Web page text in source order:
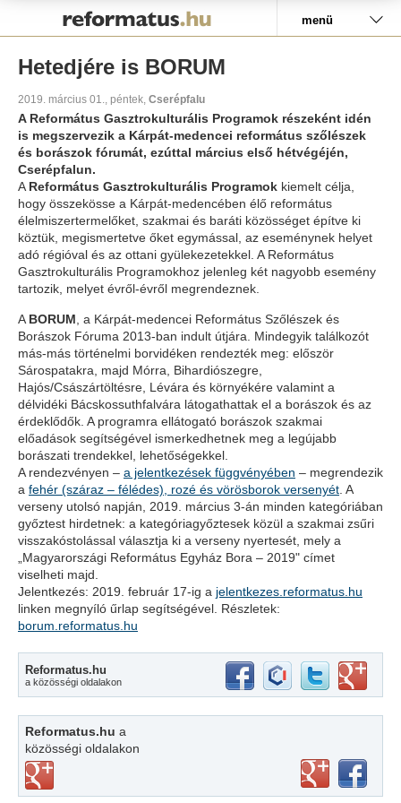
menü
Hetedjére is BORUM
2019. március 01., péntek, Cserépfalu
A Református Gasztrokulturális Programok részeként idén
is megszervezik a Kárpát-medencei református szőlészek
és borászok fórumát, ezúttal március első hétvégéjén,
Cserépfalun.
A Református Gasztrokulturális Programok kiemelt célja,
hogy összekösse a Kárpát-medencében élő református
élelmiszertermelőket, szakmai és baráti közösséget építve ki
köztük, megismertetve őket egymással, az eseménynek helyet
adó régióval és az ottani gyülekezetekkel. A Református
Gasztrokulturális Programokhoz jelenleg két nagyobb esemény
tartozik, melyet évről-évről megrendeznek.
A BORUM , a Kárpát-medencei Református Szőlészek és
Borászok Fóruma 2013-ban indult útjára. Mindegyik találkozót
más-más történelmi borvidéken rendezték meg: először
Sárospatakra, majd Mórra, Bihardiószegre,
Hajós/Császártöltésre, Lévára és környékére valamint a
délvidéki Bácskossuthfalvára látogathattak el a borászok és az
érdeklődők. A programra ellátogató borászok szakmai
előadások segítségével ismerkedhetnek meg a legújabb
borászati trendekkel, lehetőségekkel.
A rendezvényen – a jelentkezések függvényében – megrendezik
a fehér (száraz – félédes), rozé és vörösborok versenyét . A
verseny utolsó napján, 2019. március 3-án minden kategóriában
győztest hirdetnek: a kategóriagyőztesek közül a szakmai zsűri
visszakóstolással választja ki a verseny nyertesét, mely a
„Magyarországi Református Egyház Bora – 2019" címet
viselheti majd.
Jelentkezés: 2019. február 17-ig a jelentkezes.reformatus.hu
linken megnyíló űrlap segítségével. Részletek:
borum.reformatus.hu
Reformatus.hu
a közösségi oldalakon
Reformatus.hu a
közösségi oldalakon